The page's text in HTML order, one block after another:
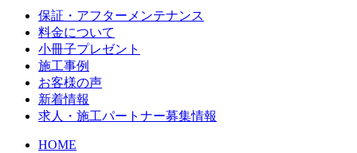
保証・アフターメンテナンス
料金について
小冊子プレゼント
施工事例
お客様の声
新着情報
求人・施工パートナー募集情報
HOME